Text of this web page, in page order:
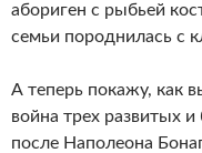
абориген с рыбьей
семьи породнилась с
А теперь покажу, как
война трех развитых
после Наполеона